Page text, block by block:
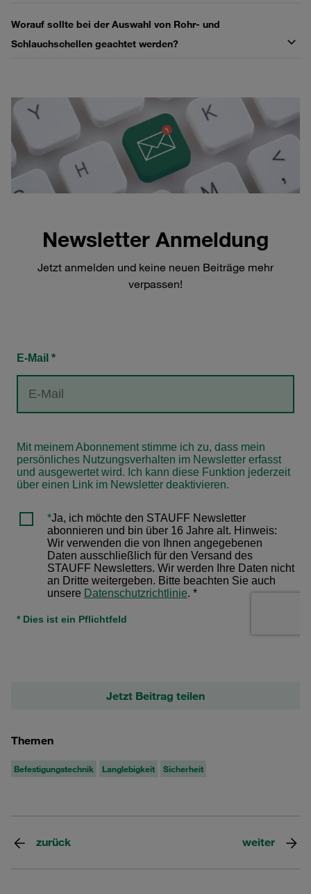
Worauf sollte bei der Auswahl von Rohr‑ und
Schlauchschellen geachtet werden?
Newsletter Anmeldung
Jetzt anmelden und keine neuen Beiträge mehr
verpassen!
Jetzt Beitrag teilen
Themen
Befestigungstechnik Langlebigkeit Sicherheit
zurück weiter